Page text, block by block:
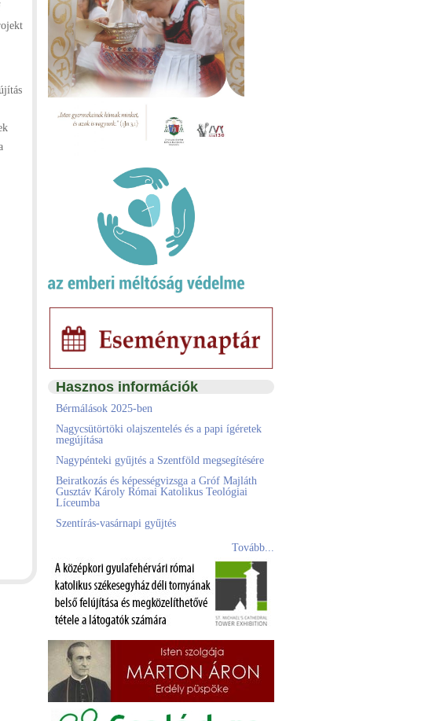
Hasznos információk
Bérmálások 2025-ben
Nagycsütörtöki olajszentelés és a papi ígéretek
megújítása
Nagypénteki gyűjtés a Szentföld megsegítésére
Beiratkozás és képességvizsga a Gróf Majláth
Gusztáv Károly Római Katolikus Teológiai
Líceumba
Szentírás-vasárnapi gyűjtés
Tovább...